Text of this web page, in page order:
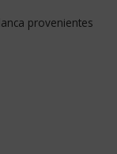
provenientes